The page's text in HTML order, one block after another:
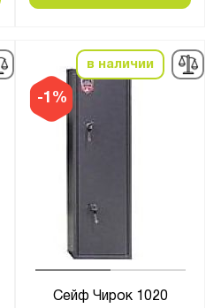
-1%
в наличии
Сейф Чирок 1020
мм:
(RAL 7038)
(RAL 7024)